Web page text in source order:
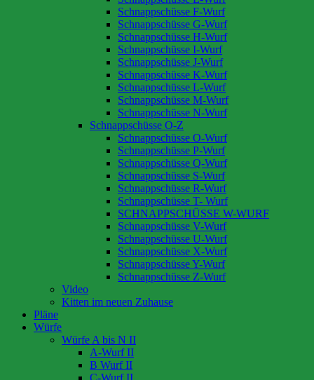
Schnappschüsse F-Wurf
Schnappschüsse G-Wurf
Schnappschüsse H-Wurf
Schnappschüsse I-Wurf
Schnappschüsse J-Wurf
Schnappschüsse K-Wurf
Schnappschüsse L-Wurf
Schnappschüsse M-Wurf
Schnappschüsse N-Wurf
Schnappschüsse O-Z
Schnappschüsse O-Wurf
Schnappschüsse P-Wurf
Schnappschüsse Q-Wurf
Schnappschüsse S-Wurf
Schnappschüsse R-Wurf
Schnappschüsse T- Wurf
SCHNAPPSCHÜSSE W-WURF
Schnappschüsse V-Wurf
Schnappschüsse U-Wurf
Schnappschüsse X-Wurf
Schnappschüsse Y-Wurf
Schnappschüsse Z-Wurf
Video
Kitten im neuen Zuhause
Pläne
Würfe
Würfe A bis N II
A-Wurf II
B Wurf II
C-Wurf II